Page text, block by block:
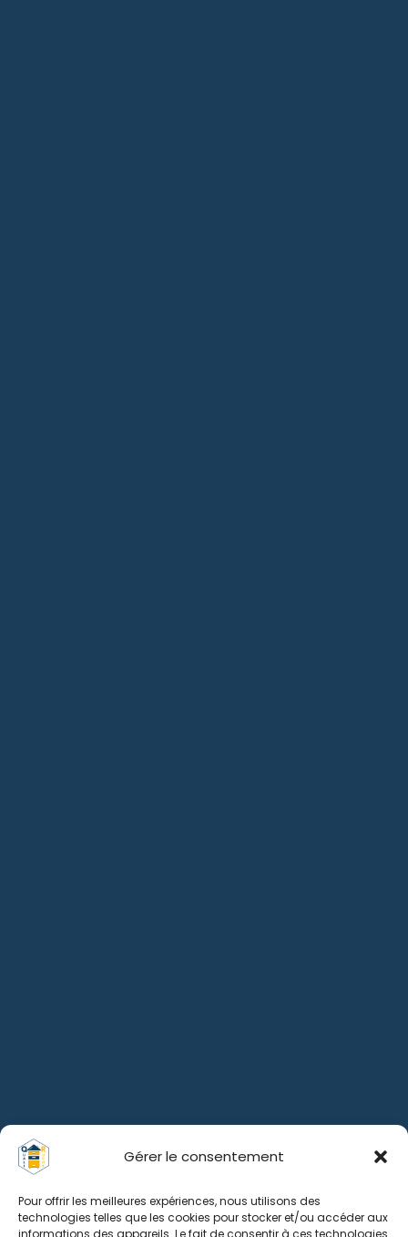
Gérer le consentement
Pour offrir les meilleures expériences, nous utilisons des
technologies telles que les cookies pour stocker et/ou accéder aux
informations des appareils. Le fait de consentir à ces technologies